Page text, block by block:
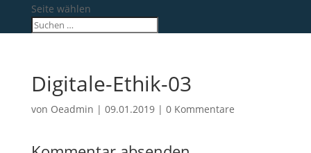
Seite wählen
Digitale-Ethik-03
von Oeadmin | 09.01.2019| 0 Kommentare